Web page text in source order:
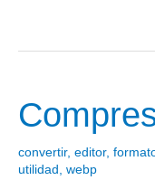
convertir, editor,
utilidad , webp
Compress
die